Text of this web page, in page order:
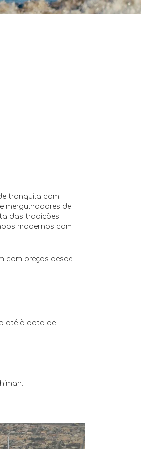
tranquila com
mergulhadores de
das tradições
modernos com
com preços desde
até à data de